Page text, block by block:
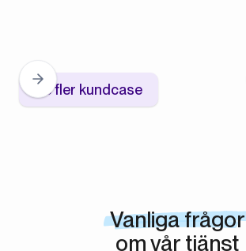
Se fler kundcase
Vanliga frågor
om vår tjänst